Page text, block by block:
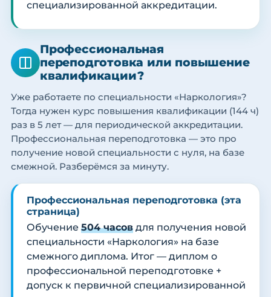
специализированной аккредитации.
Профессиональная
переподготовка или повышение
квалификации?
Уже работаете по специальности «Наркология»?
Тогда нужен курс повышения квалификации (144 ч)
раз в 5 лет — для периодической аккредитации.
Профессиональная переподготовка — это про
получение новой специальности с нуля, на базе
смежной. Разберёмся за минуту.
Профессиональная переподготовка (эта
страница)
Обучение 504 часов для получения новой
специальности «Наркология» на базе
смежного диплома. Итог — диплом о
профессиональной переподготовке +
допуск к первичной специализированной